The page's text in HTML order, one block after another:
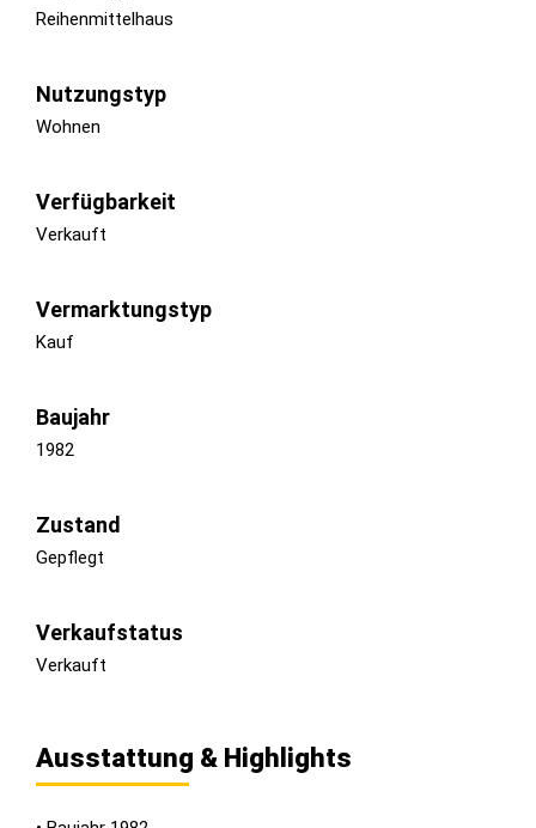
Reihenmittelhaus
Nutzungstyp
Wohnen
Verfügbarkeit
Verkauft
Vermarktungstyp
Kauf
Baujahr
1982
Zustand
Gepflegt
Verkaufstatus
Verkauft
Ausstattung & Highlights